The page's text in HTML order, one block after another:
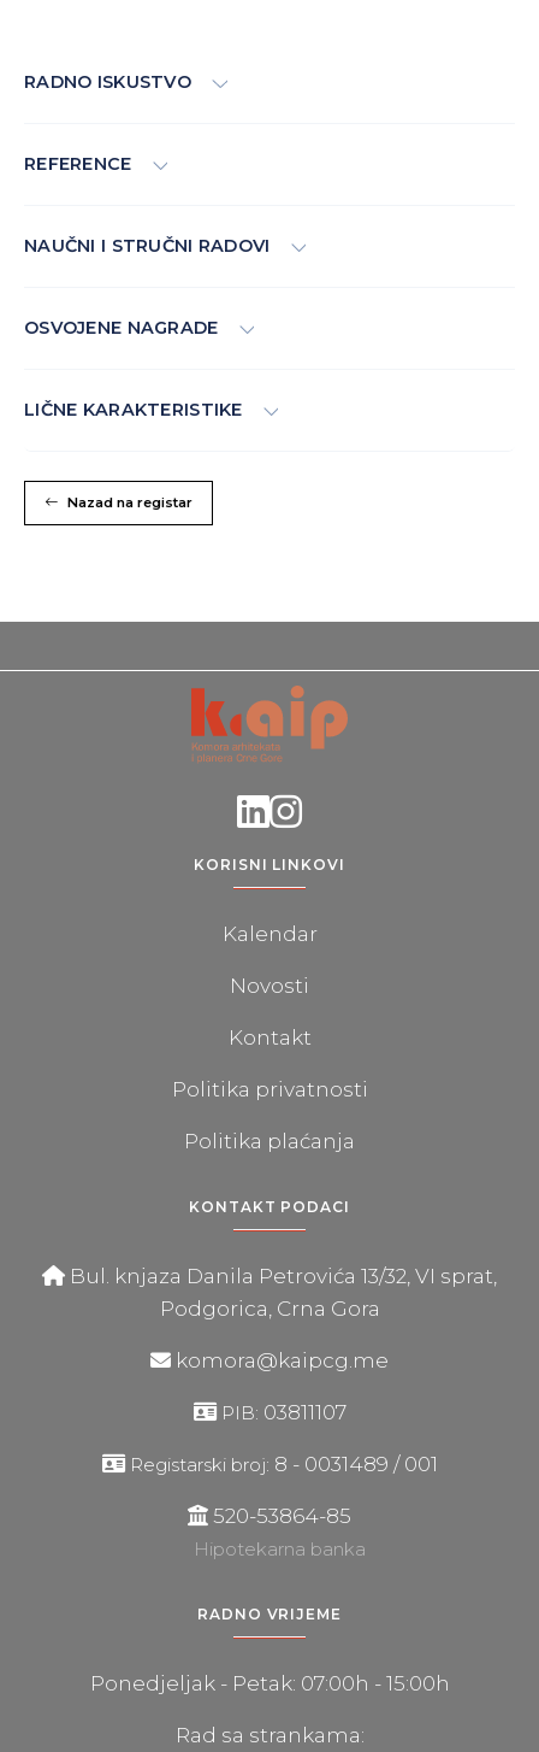
RADNO ISKUSTVO
REFERENCE
NAUČNI I STRUČNI RADOVI
OSVOJENE NAGRADE
LIČNE KARAKTERISTIKE
Nazad na registar
KORISNI LINKOVI
Kalendar
Novosti
Kontakt
Politika privatnosti
Politika plaćanja
KONTAKT PODACI
Bul. knjaza Danila Petrovića 13/32, VI sprat,
Podgorica, Crna Gora
komora@kaipcg.me
PIB: 03811107
Registarski broj: 8 - 0031489 / 001
520-53864-85
Hipotekarna banka
RADNO VRIJEME
Ponedjeljak - Petak: 07:00h - 15:00h
Rad sa strankama: